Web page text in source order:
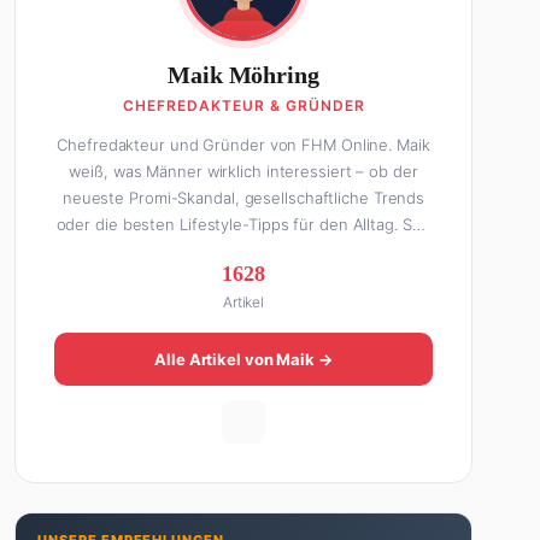
Maik Möhring
CHEFREDAKTEUR & GRÜNDER
Chefredakteur und Gründer von FHM Online. Maik
weiß, was Männer wirklich interessiert – ob der
neueste Promi-Skandal, gesellschaftliche Trends
oder die besten Lifestyle-Tipps für den Alltag. Seit
hat FHM Online zu einer der führenden Männer-
Lifestyle-Plattformen im deutschsprachigen Raum
aufgebaut. Sein Weg dahin war alles andere als
geradlinig: Die eine Hälfte seines Lebens stand er
in der Gastronomie – mit allem, was dazugehört.
unterhaltsam und immer nah dran. Wenn Maik
1628
Artikel
Alle Artikel von Maik →